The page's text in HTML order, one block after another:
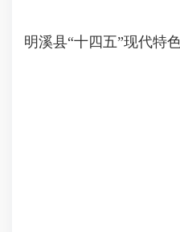
明溪县“十四五”现代特